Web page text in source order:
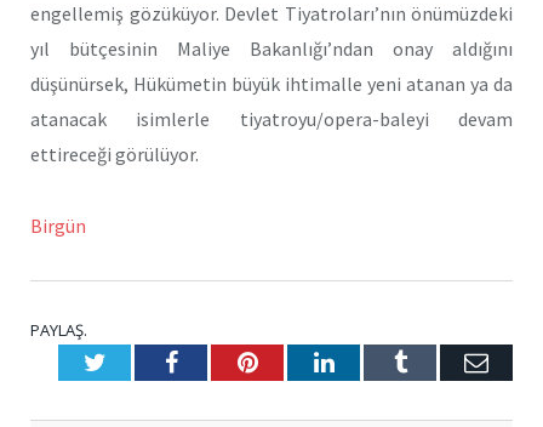
engellemiş gözüküyor. Devlet Tiyatroları’nın önümüzdeki
yıl bütçesinin Maliye Bakanlığı’ndan onay aldığını
düşünürsek, Hükümetin büyük ihtimalle yeni atanan ya da
atanacak isimlerle tiyatroyu/opera-baleyi devam
ettireceği görülüyor.
Birgün
PAYLAŞ.
TwitterFacebookPinterestLinkedInTumblr E-